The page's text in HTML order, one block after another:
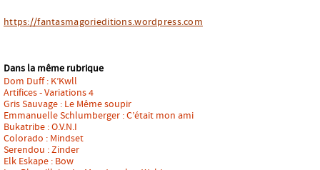
https://fantasmagorieditions.wordpress.com
Dans la même rubrique
Dom Duff : K’Kwll
Artifices - Variations 4
Gris Sauvage : Le Même soupir
Emmanuelle Schlumberger : C’était mon ami
Bukatribe : O.V.N.I
Colorado : Mindset
Serendou : Zinder
Elk Eskape : Bow